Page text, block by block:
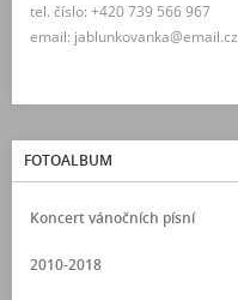
tel. číslo: +420 739 566 967
email: jablunkovanka@email.cz
FOTOALBUM
Koncert vánočních písní
2010-2018